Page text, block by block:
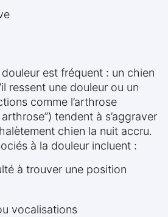
douleur est fréquent : un chien
ressent une douleur ou un
comme l’arthrose
tendent à s’aggraver
chien la nuit accru.
à la douleur incluent :
à trouver une position
vocalisations